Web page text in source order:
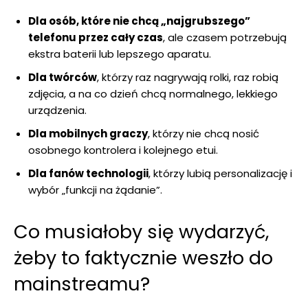
Dla osób, które nie chcą „najgrubszego”
telefonu przez cały czas, ale czasem potrzebują
ekstra baterii lub lepszego aparatu.
Dla twórców, którzy raz nagrywają rolki, raz robią
zdjęcia, a na co dzień chcą normalnego, lekkiego
urządzenia.
Dla mobilnych graczy, którzy nie chcą nosić
osobnego kontrolera i kolejnego etui.
Dla fanów technologii, którzy lubią personalizację i
wybór „funkcji na żądanie”.
Co musiałoby się wydarzyć,
żeby to faktycznie weszło do
mainstreamu?